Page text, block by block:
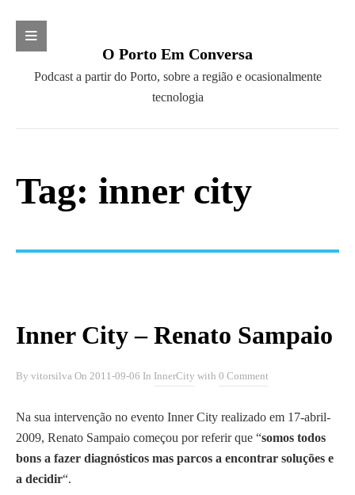
r
:
Search
Campo Aberto
Future Places
Ilhas e Bairros do Porto
JF S. Ildefonso
Movimento Cívico pela Linha
do Tua
O Porto em Conversa
O Porto Em Conversa
s
r
o
r
t
o
Podcast a partir do Porto, sobre a região e ocasionalmente
tecnologia
Tag: inner city
Inner City – Renato Sampaio
By vitorsilva On 2011-09-06 In InnerCity with 0 Comment
Na sua intervenção no evento Inner City realizado em 17-abril-
2009, Renato Sampaio começou por referir que “somos todos
bons a fazer diagnósticos mas parcos a encontrar soluções e
a decidir“.